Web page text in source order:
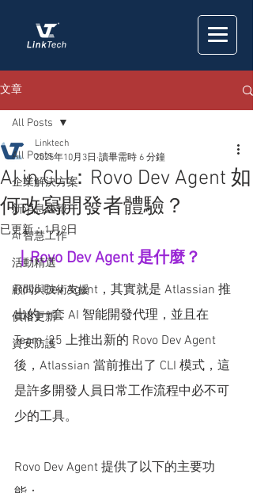
文章
All Posts
企業解決方案
新消息速報
AI 智慧工作
活動精選
顧問與技術支援
價格更新
資安防護
All Posts
AI in CLI：Rovo Dev Agent 如
何改寫開發者體驗？
Linktech
2025年10月3日 讀畢需時 6 分鐘
已更新：1月9日
｜Rovo Dev Agent 是什麼？
Rovo Dev Agent，其實就是 Atlassian 推
出的一套 AI 智能開發代理，並且在
Team '25 上推出新的 Rovo Dev Agent
後，Atlassian 當前推出了 CLI 模式，這
是許多開發人員日常工作流程中必不可
少的工具。
Rovo Dev Agent 提供了以下的主要功